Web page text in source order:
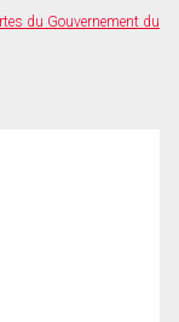
du Gouvernement du